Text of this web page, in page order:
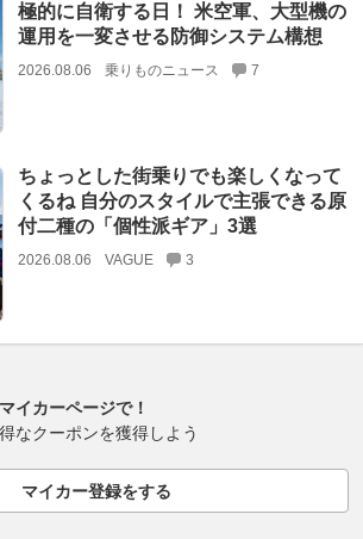
極的に自衛する日！ 米空軍、大型機の
運用を一変させる防御システム構想
2026.08.06 乗りものニュース 7
ちょっとした街乗りでも楽しくなって
くるね 自分のスタイルで主張できる原
付二種の「個性派ギア」3選
2026.08.06 VAGUE 3
イカーページで！
なクーポンを獲得しよう
マイカー登録をする